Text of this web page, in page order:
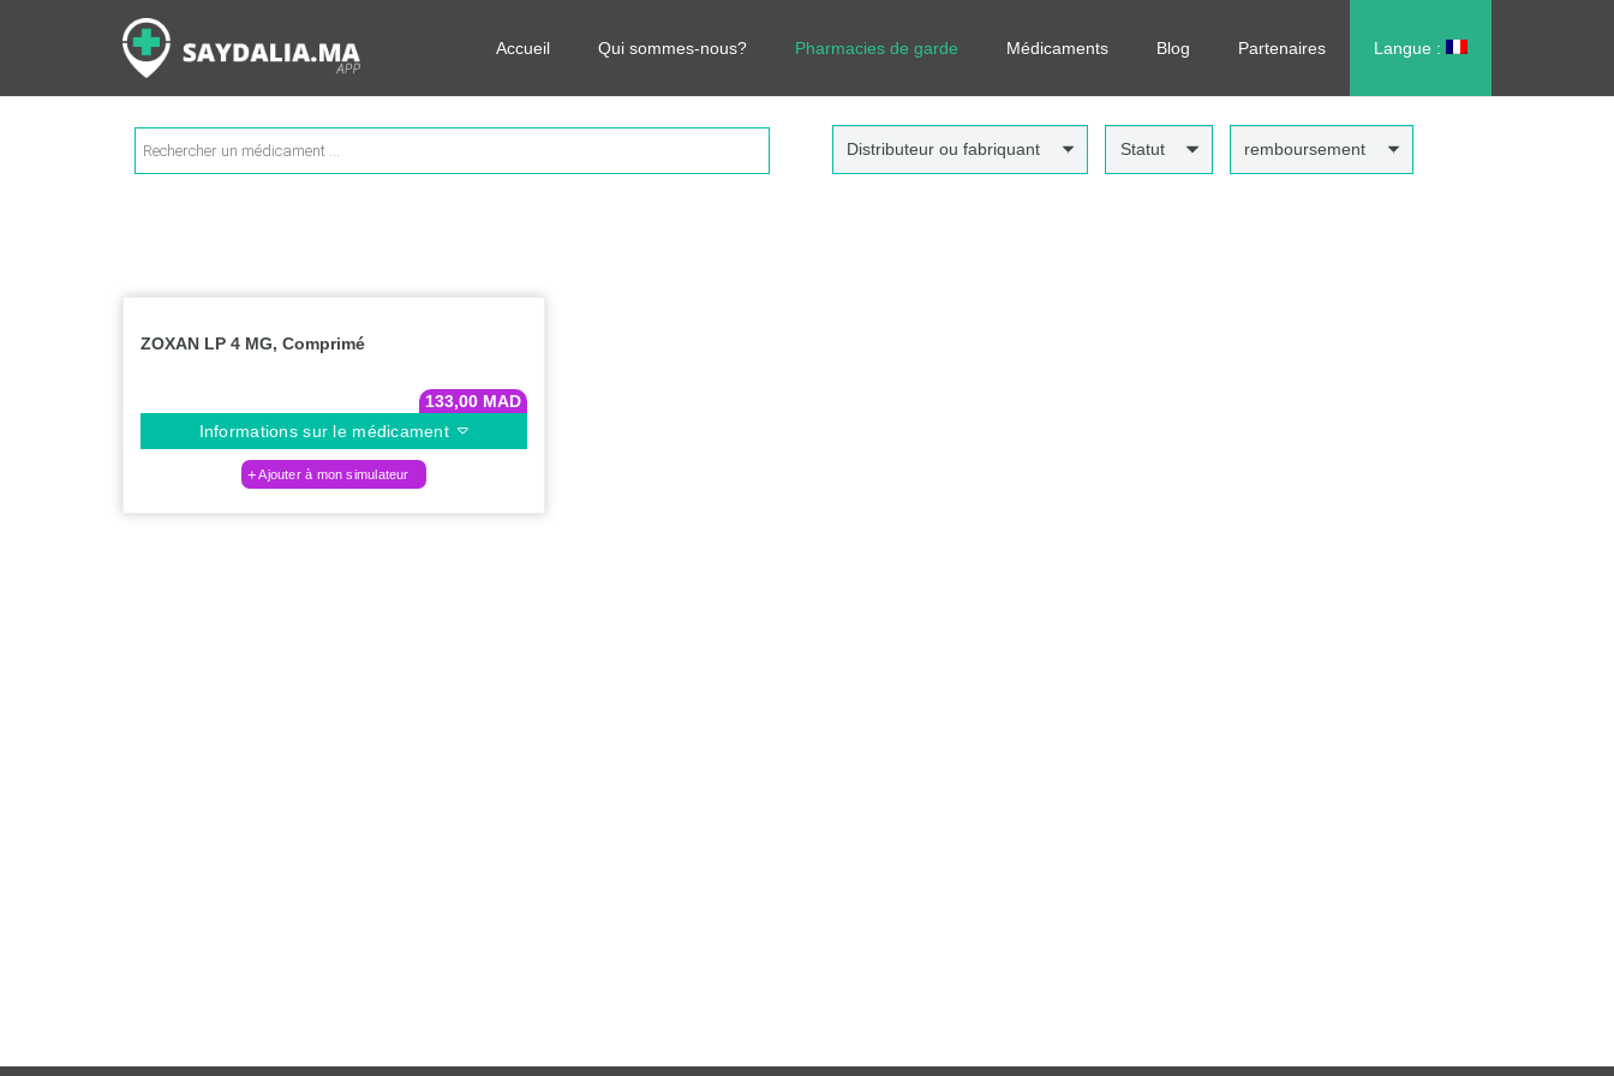
Accueil Qui sommes-nous? Pharmacies de garde Médicaments Blog Partenaires Langue :
Rechercher les informations sur vos médicaments, leurs prix et estimer ainsi le coût total de votre ordonnance, sans vous déplacer !
Recherche
de
produits
Distributeur ou fabriquant Statut remboursement
ZOXAN LP 4 MG, Comprimé
133,00 MAD
Informations sur le médicament
Ajouter à mon simulateur